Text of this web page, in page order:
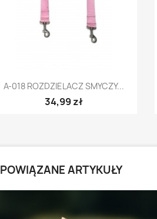
Szybki podgląd
A-018 ROZDZIELACZ SMYCZY...
34,99 zł
POWIĄZANE ARTYKUŁY